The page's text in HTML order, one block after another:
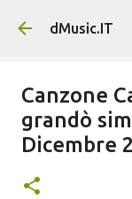
dMusic.IT
Canzone
grandò
Dicembre